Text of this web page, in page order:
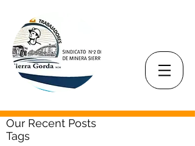
Our Recent Posts
Tags